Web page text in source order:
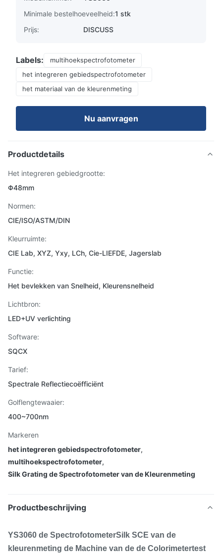
Minimale bestelhoeveelheid:1 stk
Prijs:
DISCUSS
Labels:
multihoekspectrofotometer
het integreren gebiedspectrofotometer
het materiaal van de kleurenmeting
Nu aanvragen
Productdetails
Het integreren gebiedgrootte:
Φ48mm
Normen:
CIE/ISO/ASTM/DIN
Kleurruimte:
CIE Lab, XYZ, Yxy, LCh, Cie-LIEFDE, Jagerslab
Functie:
Het bevlekken van Snelheid, Kleurensnelheid
Lichtbron:
LED+UV verlichting
Software:
SQCX
Tarief:
Spectrale Reflectiecoëfficiënt
Golflengtewaaier:
400~700nm
Markeren
het integreren gebiedspectrofotometer,
multihoekspectrofotometer,
Silk Grating de Spectrofotometer van de Kleurenmeting
Productbeschrijving
YS3060 de SpectrofotometerSilk SCE van de
kleurenmeting de Machine van de de Colorimetertest